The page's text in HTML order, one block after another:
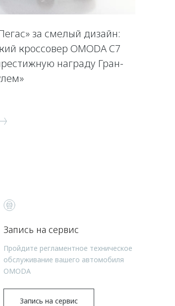
за смелый дизайн:
кроссовер OMODA C7
награду Гран-
Запись на сервис
Пройдите регламентное техническое
обслуживание вашего автомобиля
OMODA
Запись на сервис